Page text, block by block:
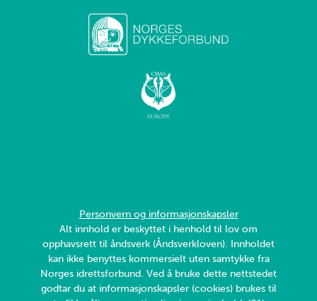
Personvern og informasjonskapsler
Alt innhold er beskyttet i henhold til lov om
opphavsrett til åndsverk (Åndsverkloven). Innholdet
kan ikke benyttes kommersielt uten samtykke fra
Norges idrettsforbund. Ved å bruke dette nettstedet
godtar du at informasjonskapsler (cookies) brukes til